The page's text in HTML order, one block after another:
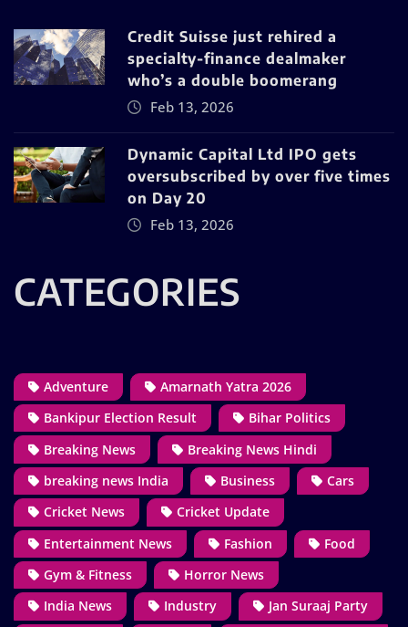
Credit Suisse just rehired a
specialty-finance dealmaker
who’s a double boomerang
Feb 13, 2026
Dynamic Capital Ltd IPO gets
oversubscribed by over five times
on Day 20
Feb 13, 2026
CATEGORIES
Adventure
Amarnath Yatra 2026
Bankipur Election Result
Bihar Politics
Breaking News
Breaking News Hindi
breaking news India
Business
Cars
Cricket News
Cricket Update
Entertainment News
Fashion
Food
Gym & Fitness
Horror News
India News
Industry
Jan Suraaj Party